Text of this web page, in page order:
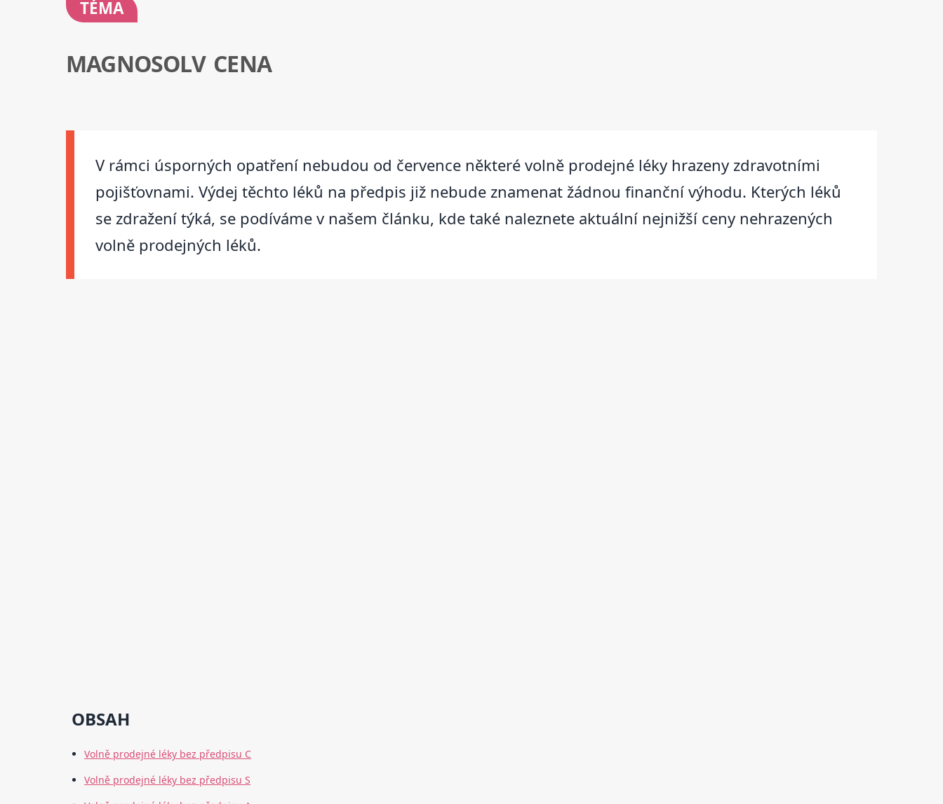
TÉMA
MAGNOSOLV CENA
V rámci úsporných opatření nebudou od července některé volně prodejné léky hrazeny zdravotními
pojišťovnami. Výdej těchto léků na předpis již nebude znamenat žádnou finanční výhodu. Kterých léků
se zdražení týká, se podíváme v našem článku, kde také naleznete aktuální nejnižší ceny nehrazených
volně prodejných léků.
OBSAH
Volně prodejné léky bez předpisu C
Volně prodejné léky bez předpisu S